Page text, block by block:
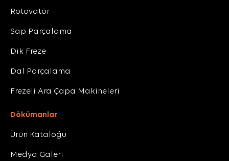
Rotovatör
Sap Parçalama
Dik Freze
Dal Parçalama
Frezeli Ara Çapa Makineleri
Dökümanlar
Ürün Kataloğu
Medya Galeri